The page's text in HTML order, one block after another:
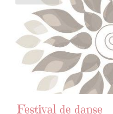
Festival de danse